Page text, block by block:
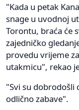
"Kada u petak
snage u uvodnoj
Torontu, braća će
zajedničko
provedu vrijeme
utakmicu", rekao
"Svi su dobrodošli
odlično zabave".